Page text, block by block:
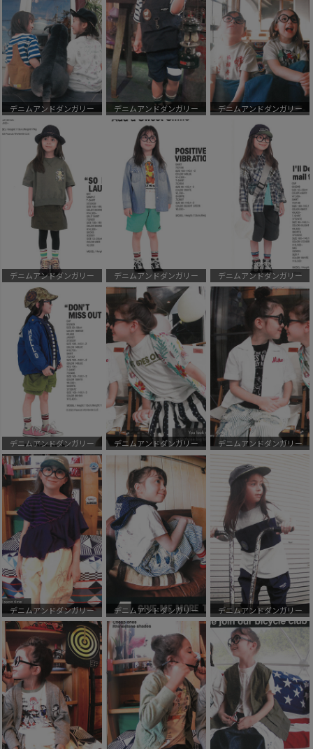
デニムアンドダンガリー デニムアンドダンガリー デニムアンドダンガリー
デニムアンドダンガリー デニムアンドダンガリー デニムアンドダンガリー
デニムアンドダンガリー デニムアンドダンガリー デニムアンドダンガリー
デニムアンドダンガリー デニムアンドダンガリー デニムアンドダンガリー